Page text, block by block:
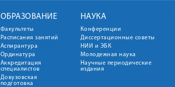
ОБРАЗОВАНИЕ
Факультеты
Расписания занятий
Аспирантура
Ординатура
Аккредитация
специалистов
Довузовская
подготовка
НАУКА
Конференции
Диссертационные советы
НИИ и ЭБК
Молодежная наука
Научные периодические
издания